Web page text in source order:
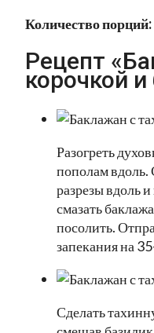
Количество порций:
Рецепт
корочкой
Разогреть
пополам вдоль.
разрезы вдоль
смазать
посолить.
запекания на
Сделать